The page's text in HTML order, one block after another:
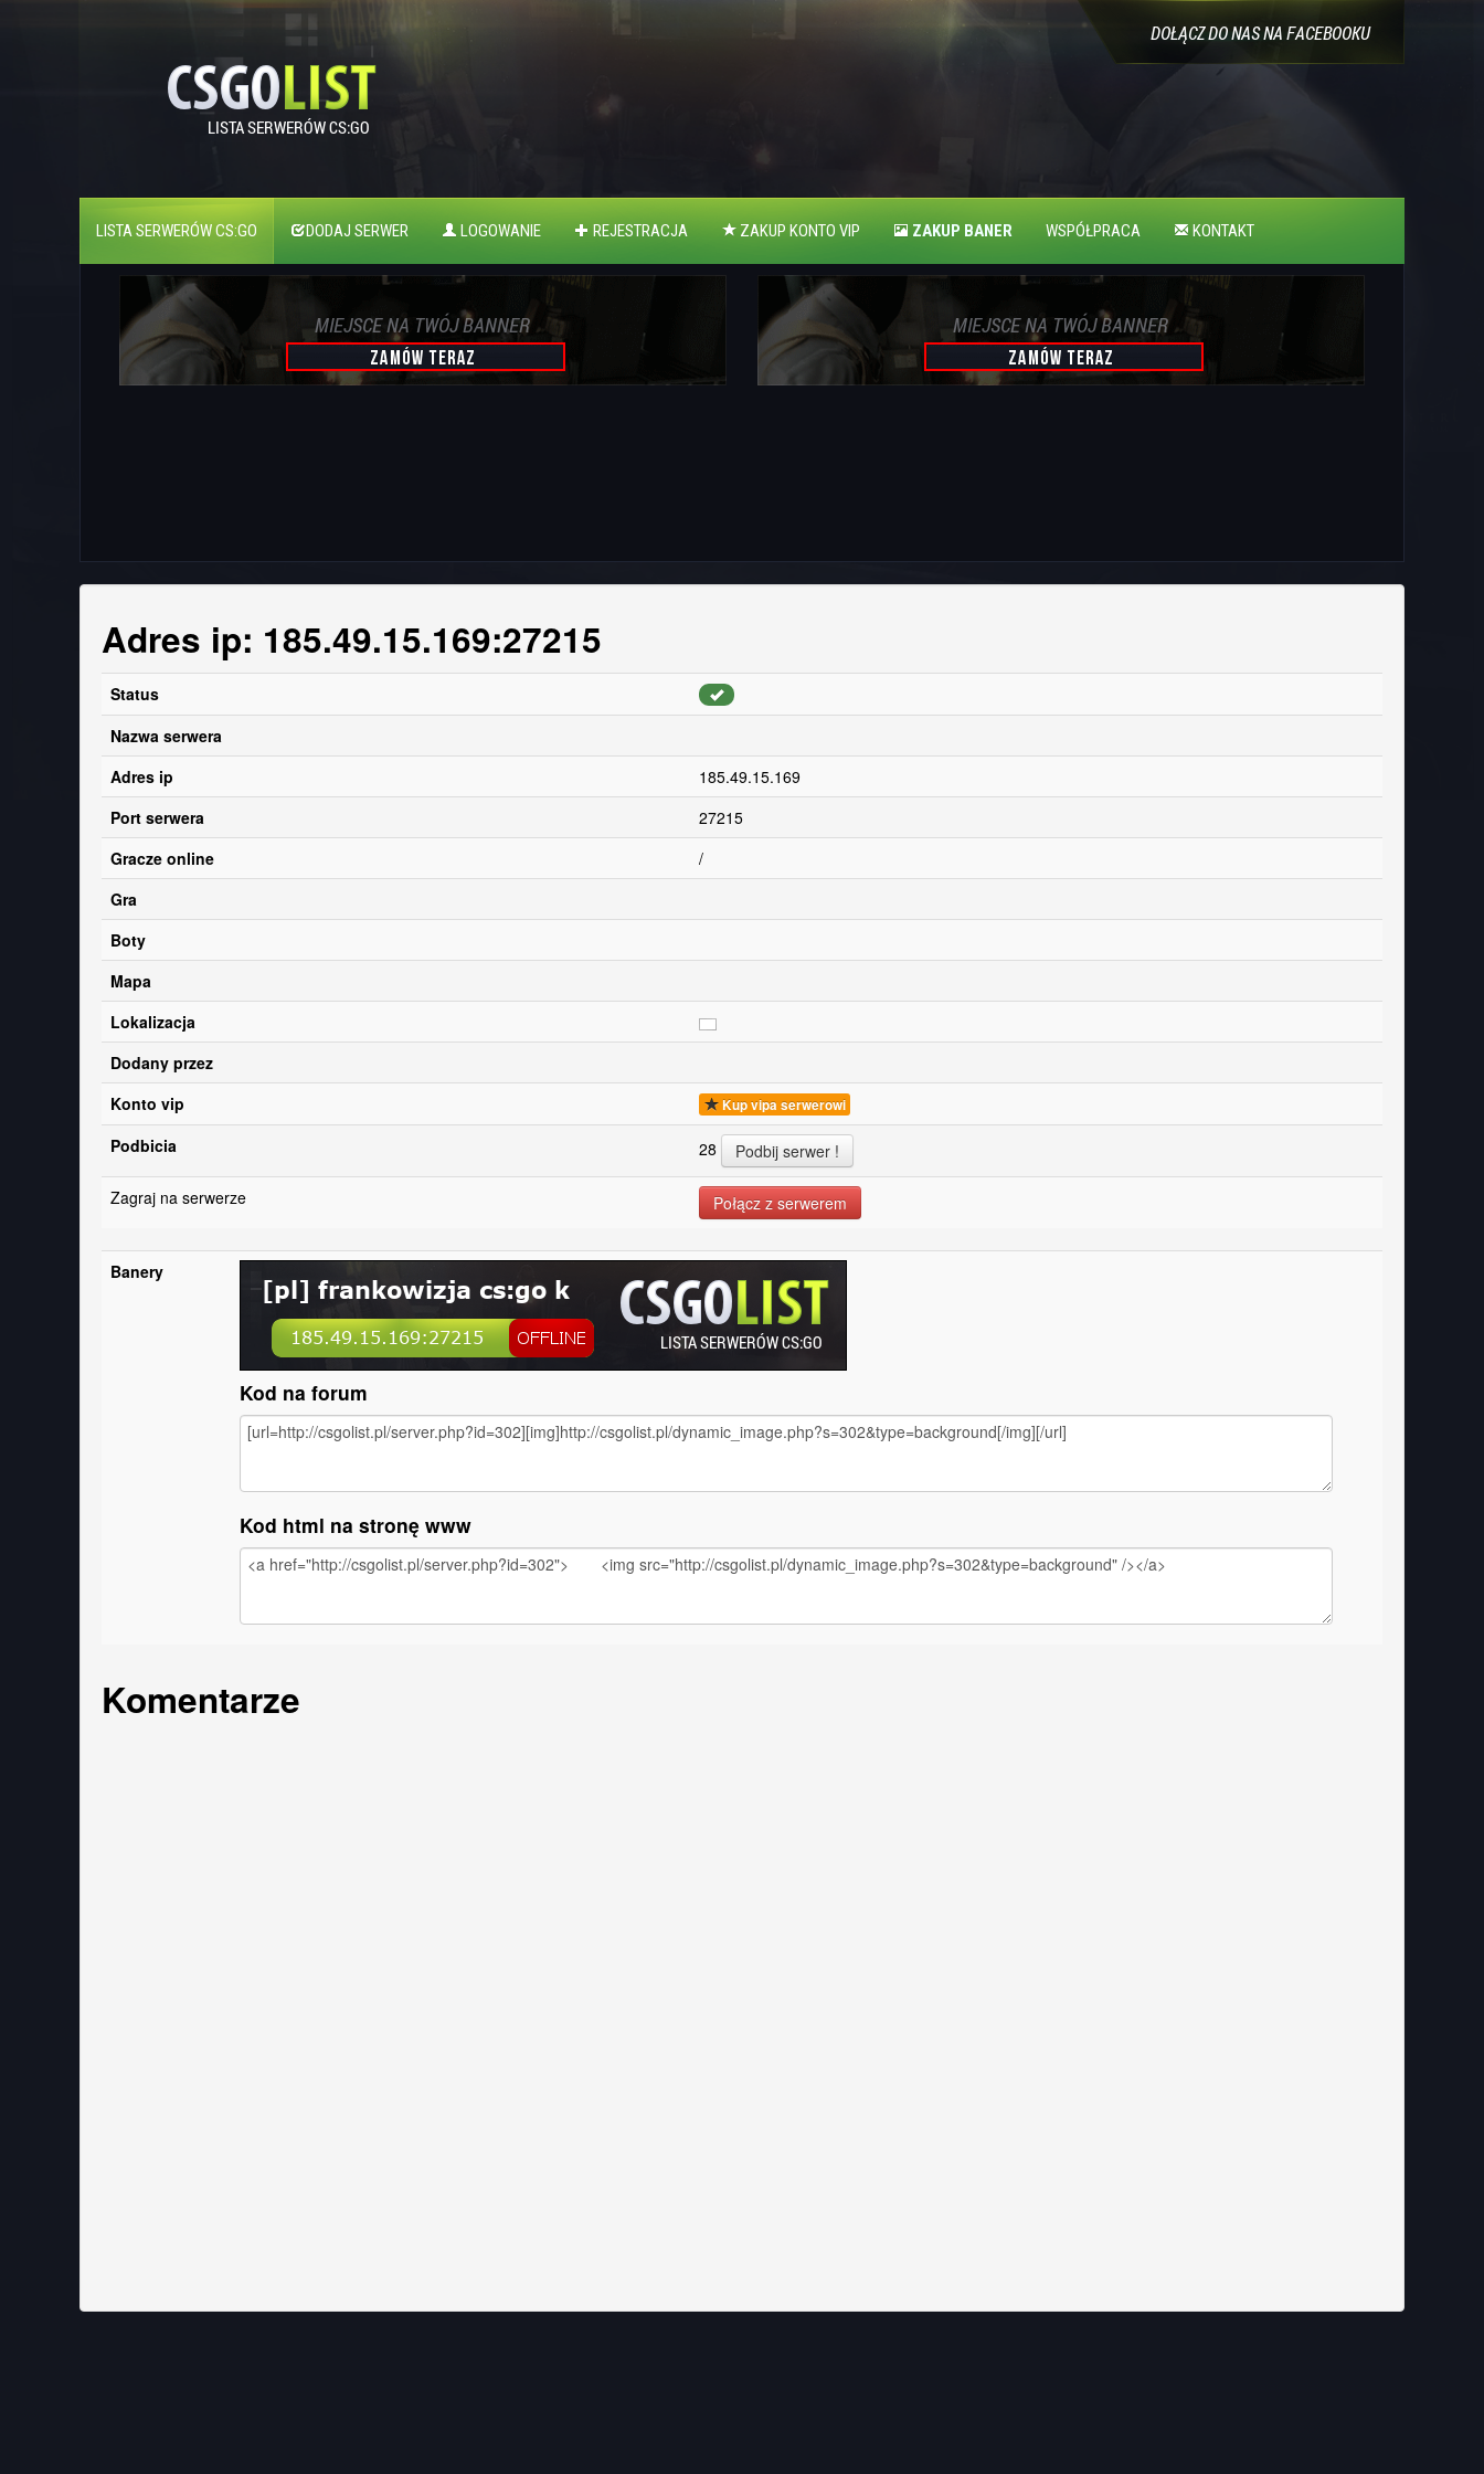
LISTA SERWERÓW CS:GO DODAJ SERWER LOGOWANIE REJESTRACJA ZAKUP KONTO VIP ZAKUP BANER WSPÓŁPRACA KONTAKT
Adres ip: 185.49.15.169:27215
Status
Nazwa serwera
Adres ip
185.49.15.169
Port serwera
27215
Gracze online
/
Gra
Boty
Mapa
Lokalizacja
Dodany przez
Konto vip
Kup vipa serwerowi
Podbicia 28
Zagraj na serwerze Połącz z serwerem
Banery
Kod na forum
Kod html na stronę www
Komentarze